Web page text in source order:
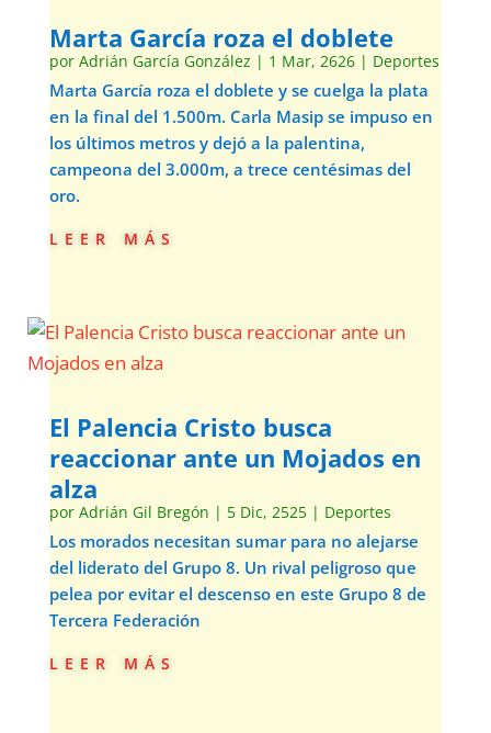
Marta García roza el doblete
por Adrián García González | 1 Mar, 2626| Deportes
Marta García roza el doblete y se cuelga la plata
en la final del 1.500m. Carla Masip se impuso en
los últimos metros y dejó a la palentina,
campeona del 3.000m, a trece centésimas del
oro.
leer más
El Palencia Cristo busca
reaccionar ante un Mojados en
alza
por Adrián Gil Bregón | 5 Dic, 2525| Deportes
Los morados necesitan sumar para no alejarse
del liderato del Grupo 8. Un rival peligroso que
pelea por evitar el descenso en este Grupo 8 de
Tercera Federación
leer más